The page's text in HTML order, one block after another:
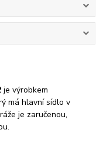
je výrobkem
má hlavní sídlo v
je zaručenou,